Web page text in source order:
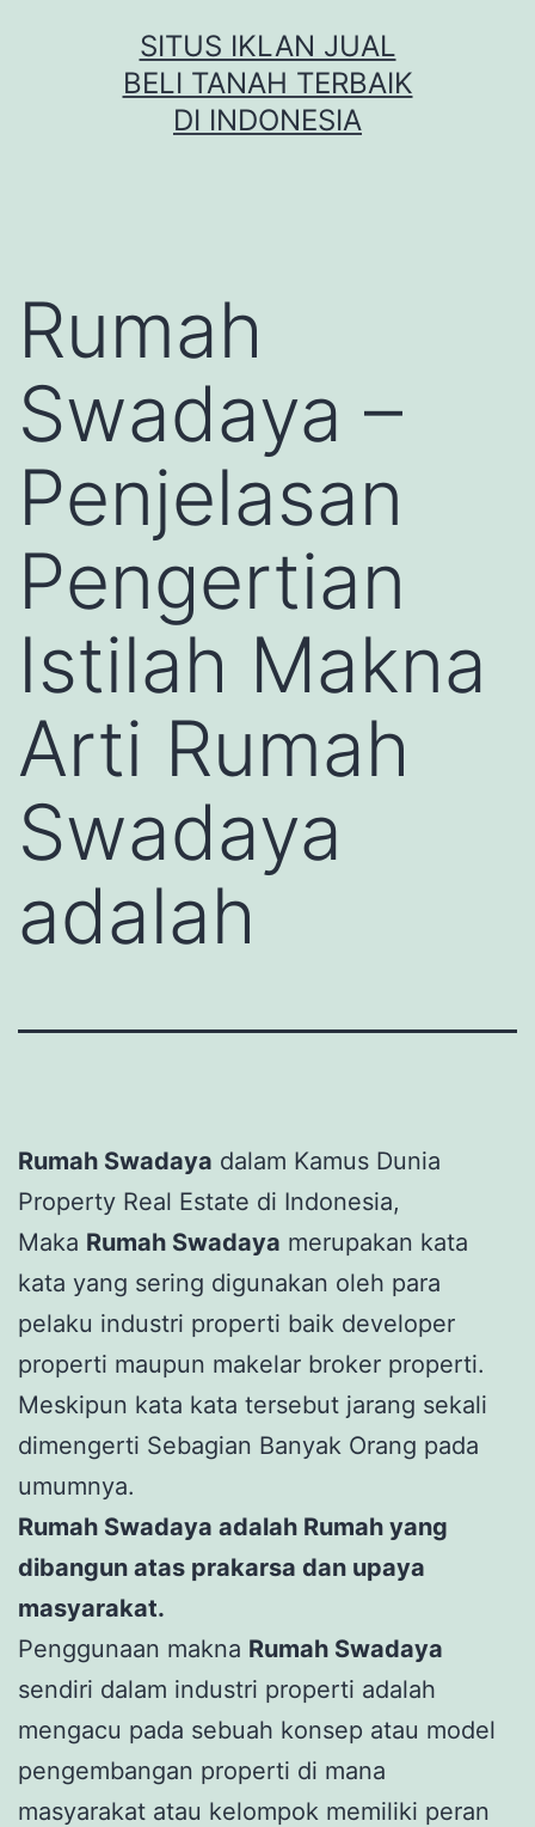
SITUS IKLAN JUAL
BELI TANAH TERBAIK
DI INDONESIA
Rumah
Swadaya –
Penjelasan
Pengertian
Istilah Makna
Arti Rumah
Swadaya
adalah
Rumah Swadaya dalam Kamus Dunia
Property Real Estate di Indonesia,
Maka Rumah Swadaya merupakan kata
kata yang sering digunakan oleh para
pelaku industri properti baik developer
properti maupun makelar broker properti.
Meskipun kata kata tersebut jarang sekali
dimengerti Sebagian Banyak Orang pada
umumnya.
Rumah Swadaya adalah Rumah yang
dibangun atas prakarsa dan upaya
masyarakat.
Penggunaan makna Rumah Swadaya
sendiri dalam industri properti adalah
mengacu pada sebuah konsep atau model
pengembangan properti di mana
masyarakat atau kelompok memiliki peran